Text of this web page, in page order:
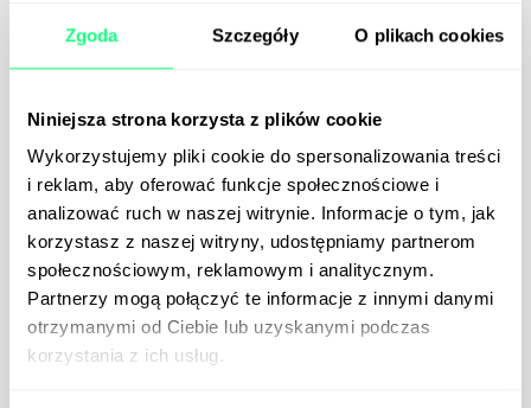
Zgoda Szczegóły O plikach cookies
Niniejsza strona korzysta z plików cookie
Wykorzystujemy pliki cookie do spersonalizowania treści
i reklam, aby oferować funkcje społecznościowe i
analizować ruch w naszej witrynie. Informacje o tym, jak
korzystasz z naszej witryny, udostępniamy partnerom
społecznościowym, reklamowym i analitycznym.
Partnerzy mogą połączyć te informacje z innymi danymi
otrzymanymi od Ciebie lub uzyskanymi podczas
korzystania z ich usług.
Aktualności Wiedza
Kampania employer
brandingowa – o czym warto
pamiętać?
Firmy postrzegane jako przyjazne dla pracowników
skuteczniej przyciągają talenty, a nawet mogą